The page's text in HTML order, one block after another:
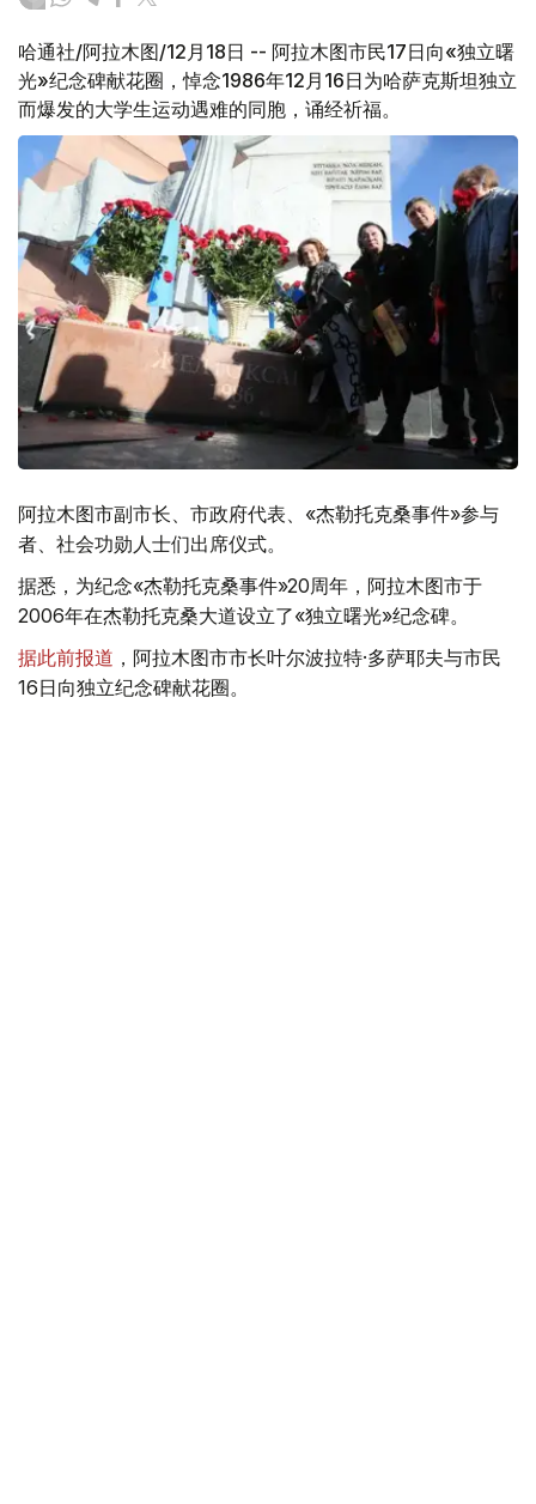
哈通社/阿拉木图/12月18日 -- 阿拉木图市民17日向«独立曙
光»纪念碑献花圈，悼念1986年12月16日为哈萨克斯坦独立
而爆发的大学生运动遇难的同胞，诵经祈福。
阿拉木图市副市长、市政府代表、«杰勒托克桑事件»参与
者、社会功勋人士们出席仪式。
据悉，为纪念«杰勒托克桑事件»20周年，阿拉木图市于
2006年在杰勒托克桑大道设立了«独立曙光»纪念碑。
据此前报道 ，阿拉木图市市长叶尔波拉特·多萨耶夫与市民
16日向独立纪念碑献花圈。